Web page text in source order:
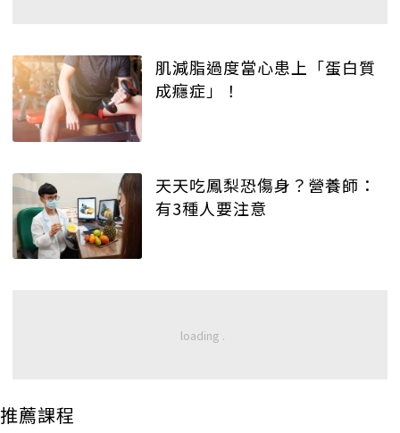
肌減脂過度當心患上「蛋白質
成癮症」！
天天吃鳳梨恐傷身？營養師：
有3種人要注意
推薦課程